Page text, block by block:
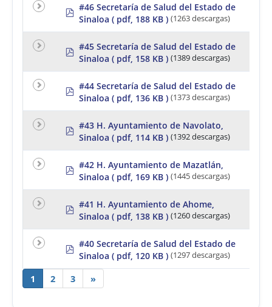
p
f
#46 Secretaría de Salud del Estado de
Sinaloa ( pdf, 188 KB ) (1263 descargas)
p
f
#45 Secretaría de Salud del Estado de
Sinaloa ( pdf, 158 KB ) (1389 descargas)
p
f
#44 Secretaría de Salud del Estado de
Sinaloa ( pdf, 136 KB ) (1373 descargas)
p
f
#43 H. Ayuntamiento de Navolato,
Sinaloa ( pdf, 114 KB ) (1392 descargas)
p
f
#42 H. Ayuntamiento de Mazatlán,
Sinaloa ( pdf, 169 KB ) (1445 descargas)
p
f
#41 H. Ayuntamiento de Ahome,
Sinaloa ( pdf, 138 KB ) (1260 descargas)
p
f
#40 Secretaría de Salud del Estado de
Sinaloa ( pdf, 120 KB ) (1297 descargas)
1 2 3 »